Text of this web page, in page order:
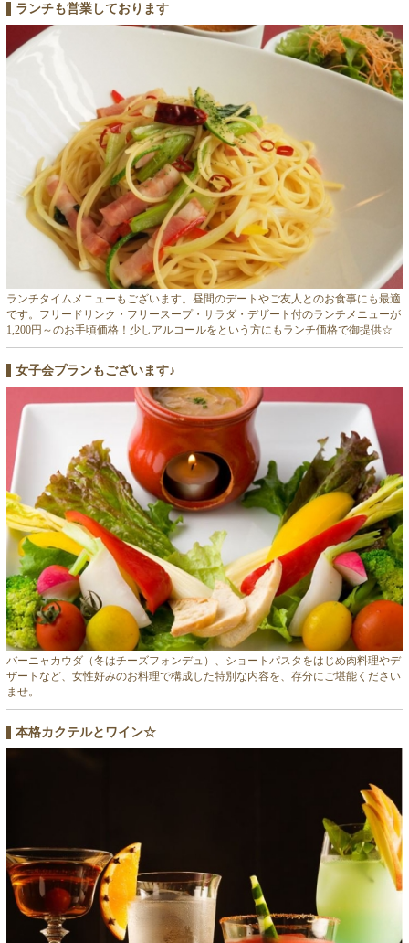
ランチも営業しております
ランチタイムメニューもございます。昼間のデートやご友人とのお食事にも最適
です。フリードリンク・フリースープ・サラダ・デザート付のランチメニューが
1,200円～のお手頃価格！少しアルコールをという方にもランチ価格で御提供☆
女子会プランもございます♪
バーニャカウダ（冬はチーズフォンデュ）、ショートパスタをはじめ肉料理やデ
ザートなど、女性好みのお料理で構成した特別な内容を、存分にご堪能ください
ませ。
本格カクテルとワイン☆